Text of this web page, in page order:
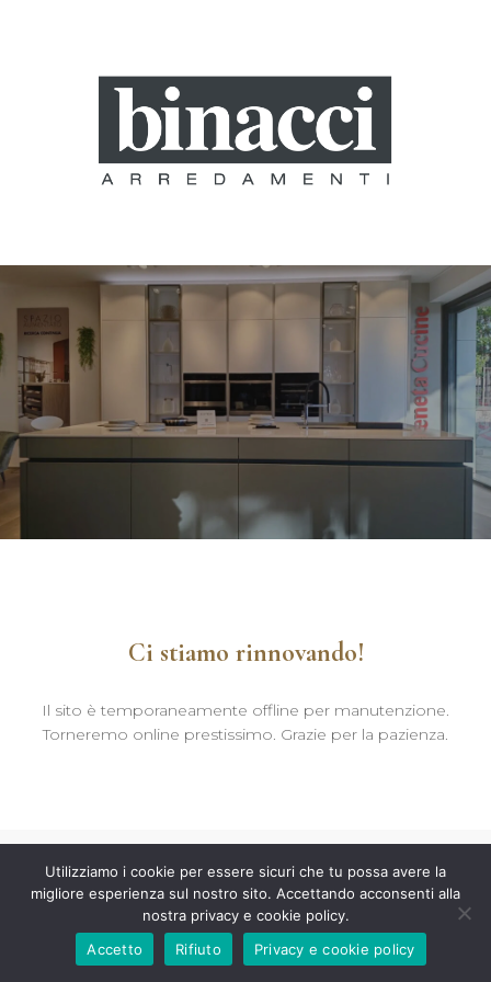
Ci stiamo rinnovando!
Il sito è temporaneamente offline per manutenzione.
Torneremo online prestissimo. Grazie per la pazienza.
Utilizziamo i cookie per essere sicuri che tu possa avere la
migliore esperienza sul nostro sito. Accettando acconsenti alla
nostra privacy e cookie policy.
Accetto
Rifiuto Privacy e cookie policy